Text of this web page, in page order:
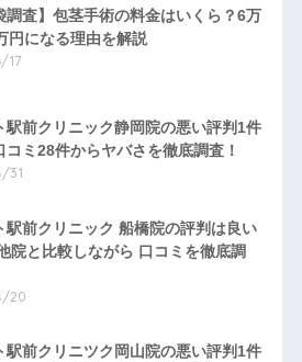
調査】包茎手術の料金はいくら？6万
円になる理由を解説
17
駅前クリニック静岡院の悪い評判1件
コミ28件からヤバさを徹底調査！
31
駅前クリニック 船橋院の評判は良い
院と比較しながら 口コミを徹底調
20
駅前クリニツク岡山院の悪い評判1件